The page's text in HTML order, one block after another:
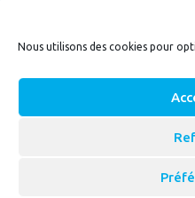
Nous utilisons des cookies pour